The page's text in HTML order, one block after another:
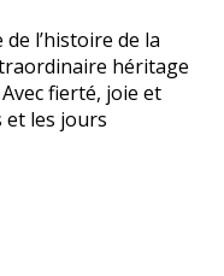
l’histoire de la
héritage
fierté, joie et
et les jours